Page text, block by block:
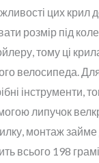
цих крил
розмір під
тому ці
велосипеда.
інструменти,
липучок
монтаж займе
всього 198